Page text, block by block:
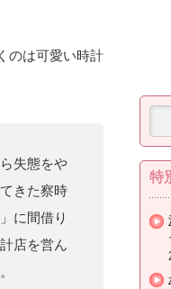
のは可愛い時計
失態をや
きた察時
に間借り
店を営ん
特